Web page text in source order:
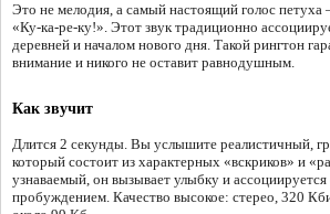
Это не мелодия, а самый настоящий голос петуха
«Ку-ка-ре-ку!». Этот звук традиционно
деревней и началом нового дня. Такой рингтон
внимание и никого не оставит равнодушным.
Как звучит
Длится 2 секунды. Вы услышите реалистичный,
который состоит из характерных «вскриков» и
узнаваемый, он вызывает улыбку и
пробуждением. Качество высокое: стерео, 320